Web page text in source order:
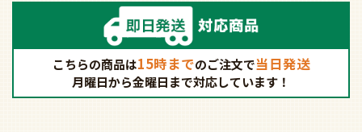
こちらの商品は15時までのご注文で当日発送
月曜日から金曜日まで対応しています！